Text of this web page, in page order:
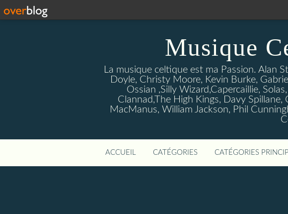
Musique
La musique celtique est ma Passion. Alan
Doyle, Christy Moore, Kevin Burke,
Ossian ,Silly Wizard,Capercaillie,
Clannad,The High Kings, Davy
MacManus, William Jackson, Phil
ACCUEIL CATÉGORIES CATÉGORIES